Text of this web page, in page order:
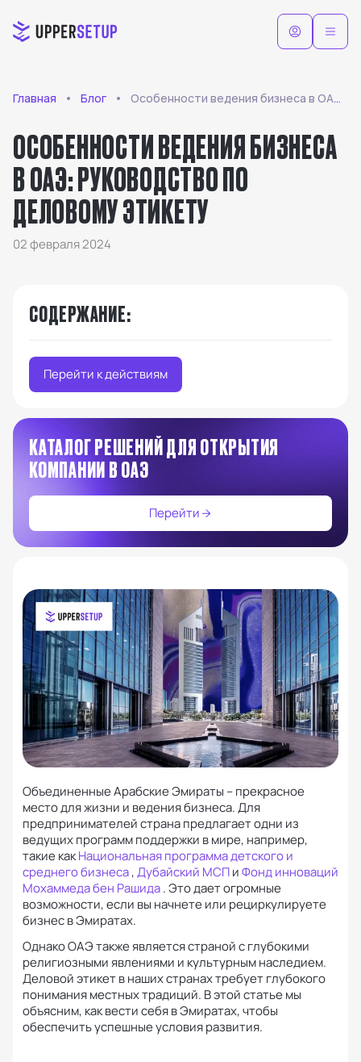
Главная Блог Особенности ведения бизнеса в ОАЭ: руководство по деловому этикету
ОСОБЕННОСТИ ВЕДЕНИЯ БИЗНЕСА
В ОАЭ: РУКОВОДСТВО ПО
ДЕЛОВОМУ ЭТИКЕТУ
02 февраля 2024
СОДЕРЖАНИЕ:
Перейти к действиям
КАТАЛОГ РЕШЕНИЙ ДЛЯ ОТКРЫТИЯ
КОМПАНИИ В ОАЭ
Перейти
Объединенные Арабские Эмираты – прекрасное
место для жизни и ведения бизнеса.Для
предпринимателей страна предлагает одни из
ведущих программ поддержки в мире, например,
такие какНациональная программа детского и
среднего бизнеса,Дубайский МСПиФонд инноваций
Мохаммеда бен Рашида.Это дает огромные
возможности, если вы начнете или рециркулируете
бизнес в Эмиратах.
Однако ОАЭ также является страной с глубокими
религиозными явлениями и культурным наследием.
Деловой этикет в наших странах требует глубокого
понимания местных традиций. В этой статье мы
объясним, как вести себя в Эмиратах, чтобы
обеспечить успешные условия развития.